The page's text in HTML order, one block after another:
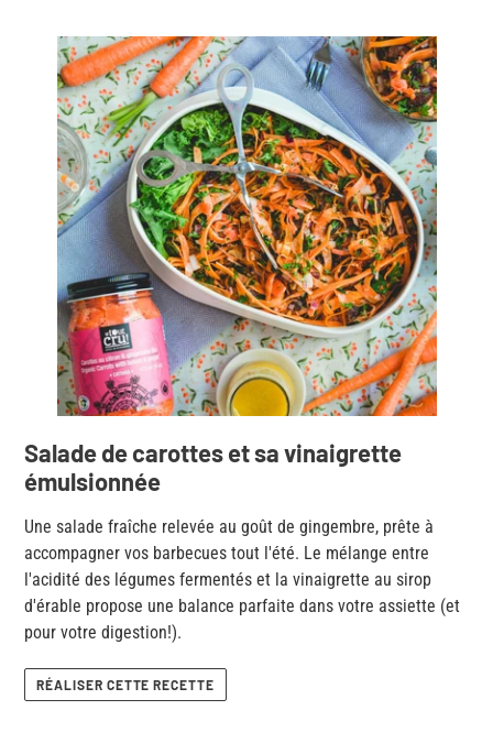
Salade de carottes et sa vinaigrette
émulsionnée
Une salade fraîche relevée au goût de gingembre, prête à
accompagner vos barbecues tout l'été. Le mélange entre
l'acidité des légumes fermentés et la vinaigrette au sirop
d'érable propose une balance parfaite dans votre assiette (et
pour votre digestion!).
RÉALISER CETTE RECETTE